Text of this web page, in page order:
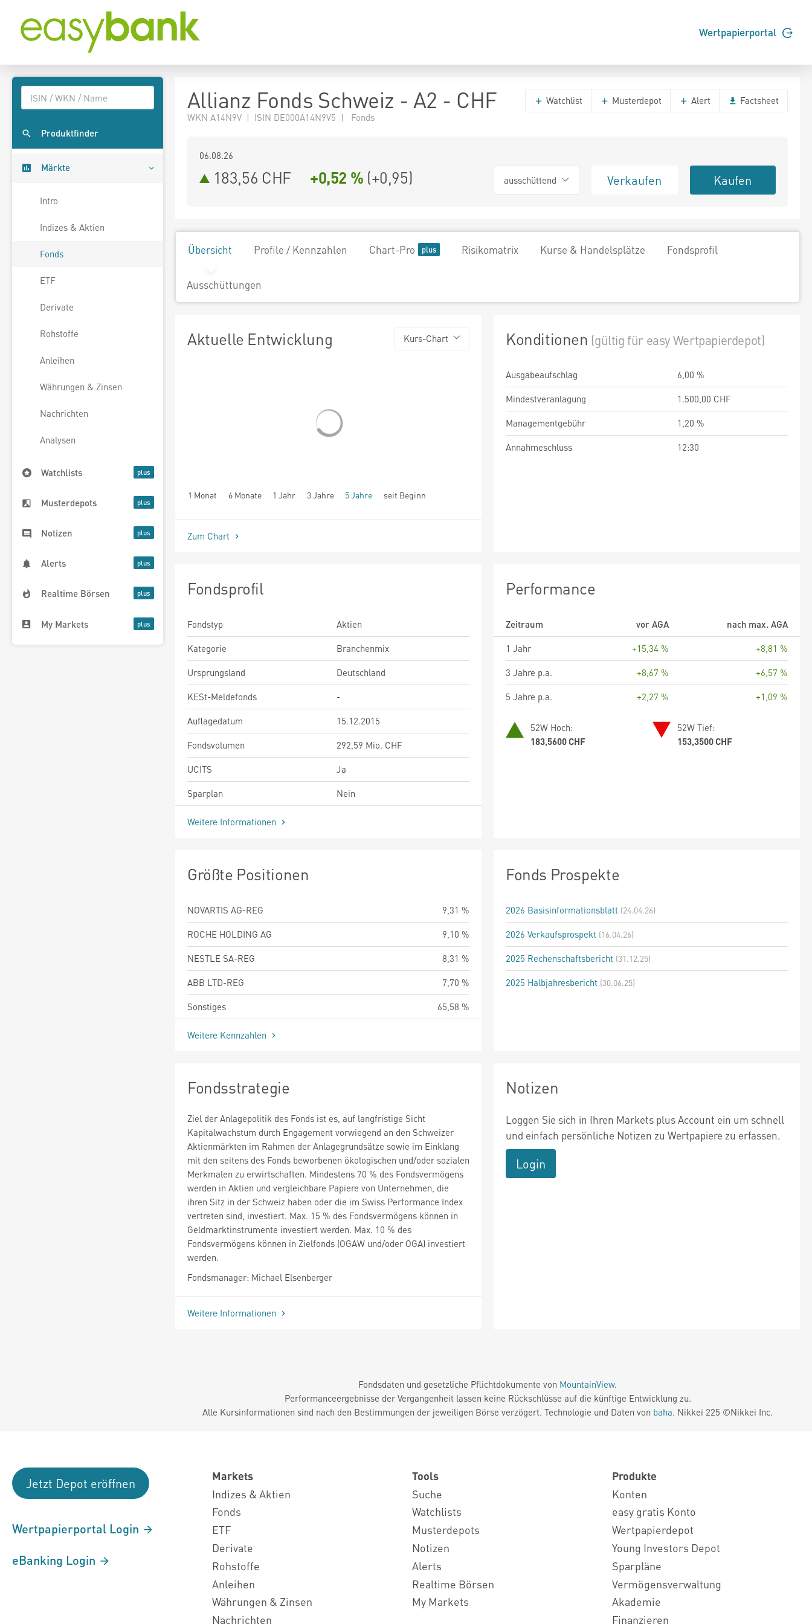
Wertpapierportal
Produktfinder
Märkte
Intro
Indizes & Aktien
Fonds
ETF
Derivate
Rohstoffe
Anleihen
Währungen & Zinsen
Nachrichten
Analysen
Watchlists
Musterdepots
Notizen
Alerts
Realtime Börsen
My Markets
Allianz Fonds Schweiz - A2 - CHF
WKN A14N9V | ISIN DE000A14N9V5 | Fonds
Watchlist Musterdepot Alert Factsheet
06.08.26
183,56 CHF +0,52 % (+0,95) ausschüttend Verkaufen Kaufen
Übersicht Profile / Kennzahlen Chart-Pro Risikomatrix Kurse & Handelsplätze Fondsprofil
Ausschüttungen
Aktuelle Entwicklung Kurs-Chart
1 Monat 6 Monate 1 Jahr 3 Jahre 5 Jahre seit Beginn
Zum Chart
Konditionen (gültig für easy Wertpapierdepot)
Ausgabeaufschlag
6,00 %
Mindestveranlagung
1.500,00 CHF
Managementgebühr
1,20 %
Annahmeschluss
12:30
Fondsprofil
Fondstyp
Aktien
Kategorie
Branchenmix
Ursprungsland
Deutschland
KESt-Meldefonds
-
Auflagedatum
15.12.2015
Fondsvolumen
292,59 Mio. CHF
UCITS
Ja
Sparplan
Nein
Weitere Informationen
Performance
Zeitraum vor AGA
nach max. AGA
1 Jahr
+15,34 %
+8,81 %
3 Jahre p.a.
+8,67 %
+6,57 %
5 Jahre p.a.
+2,27 % +1,09 %
52W Hoch:
183,5600 CHF
52W Tief:
153,3500 CHF
Größte Positionen
NOVARTIS AG-REG
9,31 %
ROCHE HOLDING AG
9,10 %
NESTLE SA-REG
8,31 %
ABB LTD-REG
7,70 %
Sonstiges
65,58 %
Weitere Kennzahlen
Fonds Prospekte
2026 Basisinformationsblatt (24.04.26)
2026 Verkaufsprospekt (16.04.26)
2025 Rechenschaftsbericht (31.12.25)
2025 Halbjahresbericht (30.06.25)
Fondsstrategie
Ziel der Anlagepolitik des Fonds ist es, auf langfristige Sicht
Kapitalwachstum durch Engagement vorwiegend an den Schweizer
Aktienmärkten im Rahmen der Anlagegrundsätze sowie im Einklang
mit den seitens des Fonds beworbenen ökologischen und/oder sozialen
Merkmalen zu erwirtschaften. Mindestens 70 % des Fondsvermögens
werden in Aktien und vergleichbare Papiere von Unternehmen, die
ihren Sitz in der Schweiz haben oder die im Swiss Performance Index
vertreten sind, investiert. Max. 15 % des Fondsvermögens können in
Geldmarktinstrumente investiert werden. Max. 10 % des
Fondsvermögens können in Zielfonds (OGAW und/oder OGA) investiert
werden.
Fondsmanager: Michael Elsenberger
Weitere Informationen
Notizen
Loggen Sie sich in Ihren Markets plus Account ein um schnell
und einfach persönliche Notizen zu Wertpapiere zu erfassen.
Login
Fondsdaten und gesetzliche Pflichtdokumente von MountainView.
Performanceergebnisse der Vergangenheit lassen keine Rückschlüsse auf die künftige Entwicklung zu.
Alle Kursinformationen sind nach den Bestimmungen der jeweiligen Börse verzögert. Technologie und Daten von baha. Nikkei 225 ©Nikkei Inc.
Jetzt Depot eröffnen
Wertpapierportal Login
eBanking Login
Markets
Indizes & Aktien
Fonds
ETF
Derivate
Rohstoffe
Anleihen
Währungen & Zinsen
Nachrichten
Tools
Suche
Watchlists
Musterdepots
Notizen
Alerts
Realtime Börsen
My Markets
Produkte
Konten
easy gratis Konto
Wertpapierdepot
Young Investors Depot
Sparpläne
Vermögensverwaltung
Akademie
Finanzieren